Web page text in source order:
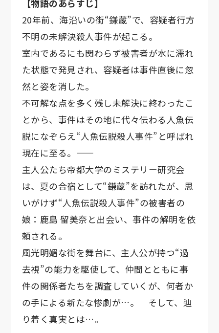
【物語のあらすじ】
20年前、海沿いの街“鎌蔵”で、容疑者行方
不明の未解決殺人事件が起こる。
室内であるにも関わらず被害者が水に濡れ
た状態で発見され、容疑者は事件直後に忽
然と姿を消した。
不可解な点を多く残し未解決に終わったこ
とから、事件はその地に代々伝わる人魚伝
説になぞらえ“人魚伝説殺人事件”と呼ばれ
現在に至る。——
主人公たち帝都大学のミステリー研究会
は、夏の合宿として“鎌蔵”を訪れたが、思
いがけず“人魚伝説殺人事件”の被害者の
娘：鹿島 留美奈と出会い、事件の解明を依
頼される。
風光明媚な街を舞台に、主人公が持つ“過
去視”の能力を駆使して、仲間とともに事
件の関係者たちを調査していくが、何者か
の手による新たな惨劇が…。 そして、辿
り着く真実とは…。